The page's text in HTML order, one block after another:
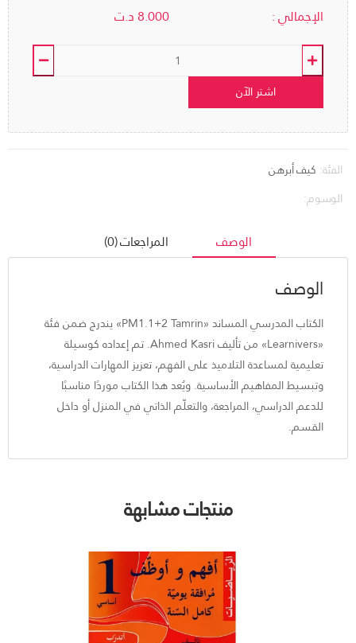
الإجمالي : 8.000د.ت
اشتر الآن
الفئة: كيف أبرهن
الوسوم:
الوصف المراجعات (0)
الوصف
الكتاب المدرسي المساند «PM1.1+2 Tamrin» يندرج ضمن فئة
«Learnivers» من تأليف Ahmed Kasri. تم إعداده كوسيلة
تعليمية لمساعدة التلاميذ على الفهم، تعزيز المهارات الدراسية،
وتبسيط المفاهيم الأساسية. ويُعد هذا الكتاب موردًا مناسبًا
للدعم الدراسي، المراجعة، والتعلّم الذاتي في المنزل أو داخل
القسم.
منتجات مشابهة